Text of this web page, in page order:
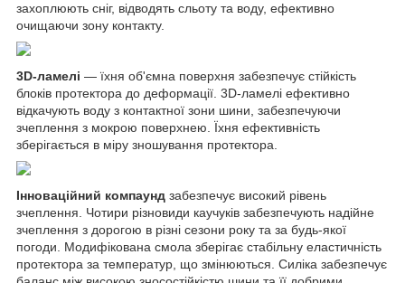
захоплюють сніг, відводять сльоту та воду, ефективно
очищаючи зону контакту.
3D-ламелі — їхня об'ємна поверхня забезпечує стійкість
блоків протектора до деформації. 3D-ламелі ефективно
відкачують воду з контактної зони шини, забезпечуючи
зчеплення з мокрою поверхнею. Їхня ефективність
зберігається в міру зношування протектора.
Інноваційний компаунд забезпечує високий рівень
зчеплення. Чотири різновиди каучуків забезпечують надійне
зчеплення з дорогою в різні сезони року та за будь-якої
погоди. Модифікована смола зберігає стабільну еластичність
протектора за температур, що змінюються. Силіка забезпечує